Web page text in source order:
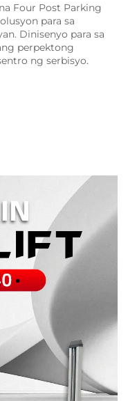
Four Post Parking
para sa
Dinisenyo para sa
perpektong
ng serbisyo.